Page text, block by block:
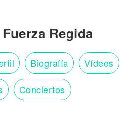
Regida
Biografía Vídeos
Conciertos